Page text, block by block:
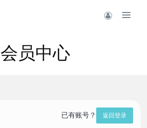
会员中心
已有账号？ 返回登录